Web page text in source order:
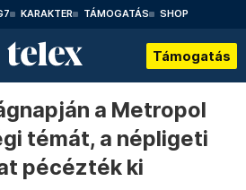
KARAKTER TÁMOGATÁS SHOP
Támogatás
a Metropol
témát, a népligeti
pécézték ki